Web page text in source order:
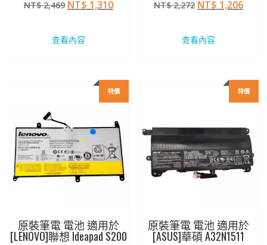
4.50
滿分 5
NT$2,469 原
格：
NT$ 1,310目
查看內容
5.00
滿分 5
NT$2,272 原
格：
NT$ 1,206目
查看內容
特價
原裝筆電 電池 適用於
[LENOVO]聯想 Ideapad S200
特價
原裝筆電 電池 適用於
[ASUS]華碩 A32N1511